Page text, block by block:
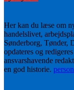
Her kan du læse om
handelslivet,
Sønderborg, Tønder,
opdateres og
ansvarshavende
en god historie.